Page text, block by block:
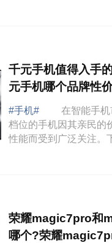
拍照均衡些选哪个合适
千元手机值得入手
元手机哪个品牌性
#手机#
在智能手机
档位的手机因其亲民的
性能而受到广泛关注。
些？千元手机哪个品牌
荣耀magic7pro和
哪个?荣耀